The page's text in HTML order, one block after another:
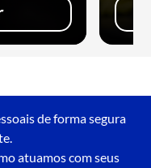
de forma segura
atuamos com seus